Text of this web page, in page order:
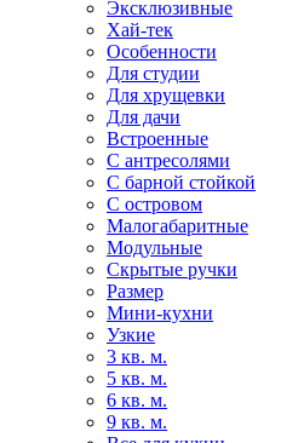
Эксклюзивные
Хай-тек
Особенности
Для студии
Для хрущевки
Для дачи
Встроенные
С антресолями
С барной стойкой
С островом
Малогабаритные
Модульные
Скрытые ручки
Размер
Мини-кухни
Узкие
3 кв. м.
5 кв. м.
6 кв. м.
9 кв. м.